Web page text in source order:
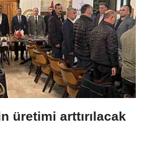
üretimi arttırılacak